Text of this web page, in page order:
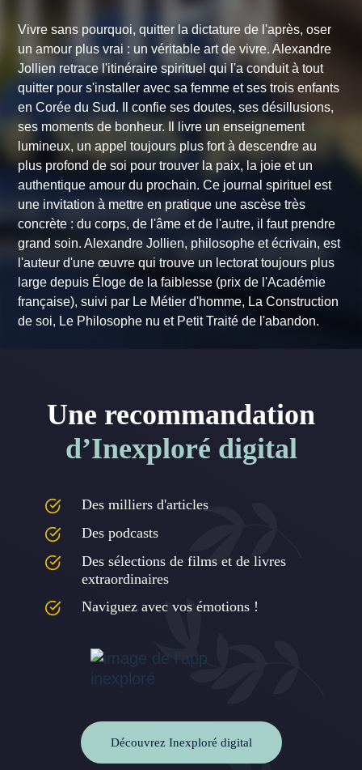
Vivre sans pourquoi, quitter la dictature de l'après, oser
un amour plus vrai : un véritable art de vivre. Alexandre
Jollien retrace l'itinéraire spirituel qui l'a conduit à tout
quitter pour s'installer avec sa femme et ses trois enfants
en Corée du Sud. Il confie ses doutes, ses désillusions,
ses moments de bonheur. Il livre un enseignement
lumineux, un appel toujours plus fort à descendre au
plus profond de soi pour trouver la paix, la joie et un
authentique amour du prochain. Ce journal spirituel est
une invitation à mettre en pratique une ascèse très
concrète : du corps, de l'âme et de l'autre, il faut prendre
grand soin. Alexandre Jollien, philosophe et écrivain, est
l'auteur d'une œuvre qui trouve un lectorat toujours plus
large depuis Éloge de la faiblesse (prix de l'Académie
française), suivi par Le Métier d'homme, La Construction
de soi, Le Philosophe nu et Petit Traité de l'abandon.
Une recommandation
d’Inexploré digital
Des milliers d'articles
Des podcasts
Des sélections de films et de livres
extraordinaires
Naviguez avec vos émotions !
Découvrez Inexploré digital